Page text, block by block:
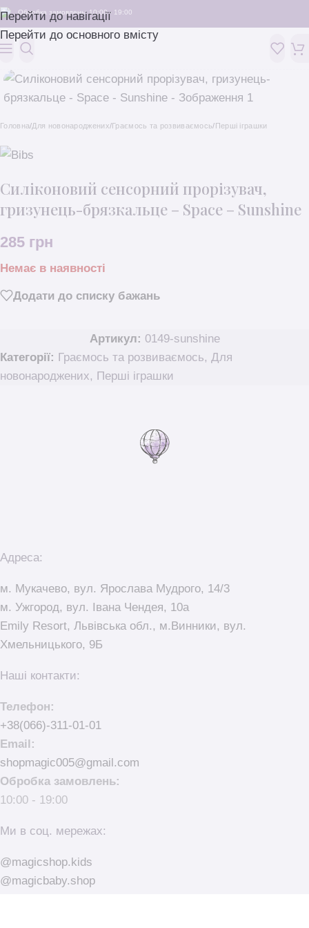
Перейти до навігації
Перейти до основного вмісту
Обробка замовлень: 10:00 - 19:00
Головна/Для новонароджених/Граємось та розвиваємось/Перші іграшки
Силіконовий сенсорний прорізувач,
гризунець-брязкальце – Space – Sunshine
285 грн
Немає в наявності
Додати до списку бажань
Артикул: 0149-sunshine
Категорії: Граємось та розвиваємось, Для
новонароджених, Перші іграшки
Адреса:
м. Мукачево, вул. Ярослава Мудрого, 14/3
м. Ужгород, вул. Івана Чендея, 10а
Emily Resort, Львівська обл., м.Винники, вул.
Хмельницького, 9Б
Наші контакти:
Телефон:
+38(066)-311-01-01
Email:
shopmagic005@gmail.com
Обробка замовлень:
10:00 - 19:00
Ми в соц. мережах:
@magicshop.kids
@magicbaby.shop